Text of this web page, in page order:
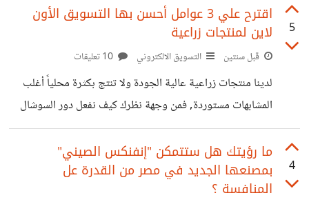
قيمة بالنسبة لفريق العمل ولنمو العمل فعلياً, من حيث الأوقات
والمقترحات والأنشطة
5
اقترح علي 3 عوامل أحسن بها التسويق الأون
لاين لمنتجات زراعية
قبل سنتين التسويق الالكتروني
لدينا منتجات زراعية عالية الجودة ولا تنتج بكثرة محلياً أغلب
المشابهات مستوردة, فمن وجهة نظرك كيف نفعل دور السوشال
ميديا والويب سايت والإيميل بشكل مباشر أو غير مباشر في
المبيعات النهائية ! خصوصاً أن السوق الزراعي وعملاءه مختلف
قليلا ًفي شكل التفاعل عن باقي الفئات ...
4
ما رؤيتك هل ستتمكن "إنفنكس الصيني"
بمصنعها الجديد في مصر من القدرة عل
المنافسة ؟